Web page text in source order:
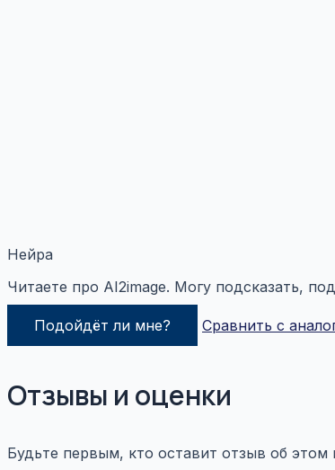
Нейра
Читаете про AI2image. Могу подсказать,
Подойдёт ли мне? Сравнить с
Отзывы и оценки
Будьте первым, кто оставит отзыв об этом